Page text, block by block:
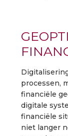
processen,
financiële
digitale
financiële
niet langer